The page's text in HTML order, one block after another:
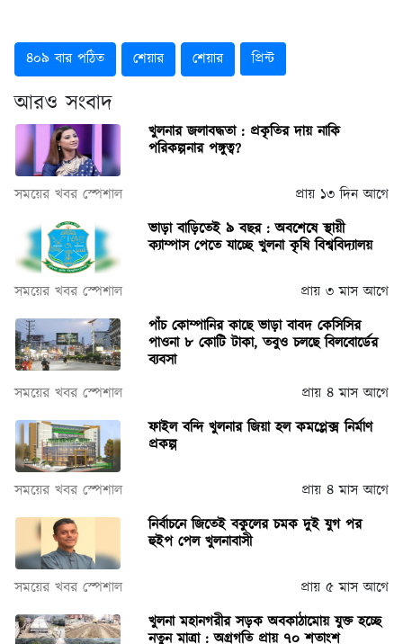
৪০৯ বার পঠিত শেয়ার শেয়ার প্রিন্ট
আরও সংবাদ
খুলনার জলাবদ্ধতা : প্রকৃতির দায় নাকি
পরিকল্পনার পঙ্গুত্ব?
সময়ের খবর স্পেশাল
প্রায় ১৩ দিন আগে
ভাড়া বাড়িতেই ৯ বছর : অবশেষে স্থায়ী
ক্যাম্পাস পেতে যাচ্ছে খুলনা কৃষি বিশ্ববিদ্যালয়
সময়ের খবর স্পেশাল
প্রায় ৩ মাস আগে
পাঁচ কোম্পানির কাছে ভাড়া বাবদ কেসিসির
পাওনা ৮ কোটি টাকা, তবুও চলছে বিলবোর্ডের
ব্যবসা
সময়ের খবর স্পেশাল
প্রায় ৪ মাস আগে
ফাইল বন্দি খুলনার জিয়া হল কমপ্লেক্স নির্মাণ
প্রকল্প
সময়ের খবর স্পেশাল
প্রায় ৪ মাস আগে
নির্বাচনে জিতেই বকুলের চমক দুই যুগ পর
হুইপ পেল খুলনাবাসী
সময়ের খবর স্পেশাল
প্রায় ৫ মাস আগে
খুলনা মহানগরীর সড়ক অবকাঠামোয় যুক্ত হচ্ছে
নতুন মাত্রা : অগ্রগতি প্রায় ৭০ শতাংশ